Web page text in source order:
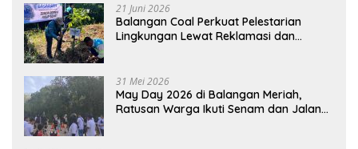
21 Juni 2026
Balangan Coal Perkuat Pelestarian
Lingkungan Lewat Reklamasi dan
31 Mei 2026
May Day 2026 di Balangan Meriah,
Ratusan Warga Ikuti Senam dan Jalan